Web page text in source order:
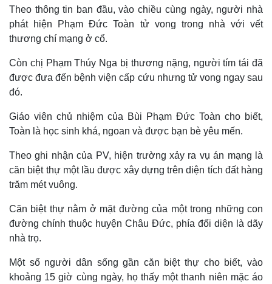
Thế giới
Quan sát
Cuộc sống đó đây
Video
Ảnh
Theo thông tin ban đầu, vào chiều cùng ngày, người nhà
phát hiện Phạm Đức Toàn tử vong trong nhà với vết
thương chí mạng ở cổ.
Còn chị Phạm Thúy Nga bị thương nặng, người tím tái đã
được đưa đến bệnh viện cấp cứu nhưng tử vong ngay sau
đó.
Giáo viên chủ nhiệm của Bùi Phạm Đức Toàn cho biết,
Toàn là học sinh khá, ngoan và được bạn bè yêu mến.
Theo ghi nhận của PV, hiện trường xảy ra vụ án mạng là
căn biệt thự một lầu được xây dựng trên diện tích đất hàng
trăm mét vuông.
Căn biệt thự nằm ở mặt đường của một trong những con
đường chính thuộc huyện Châu Đức, phía đối diện là dãy
nhà trọ.
Một số người dân sống gần căn biệt thự cho biết, vào
khoảng 15 giờ cùng ngày, họ thấy một thanh niên mặc áo